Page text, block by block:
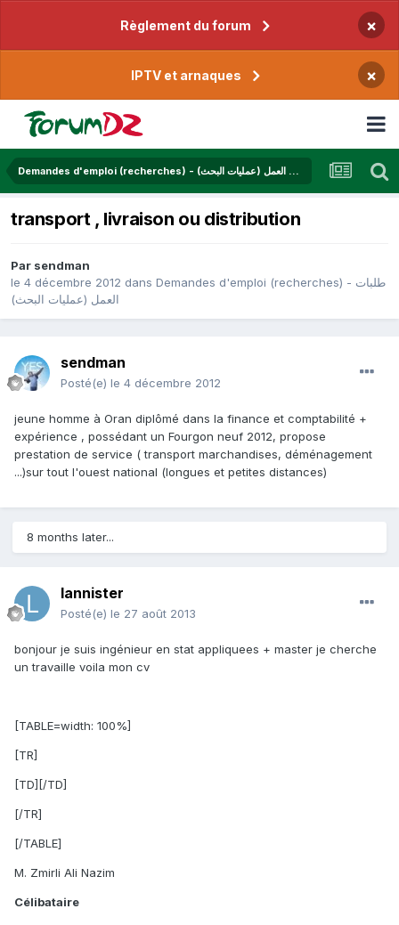
Règlement du forum ×
IPTV et arnaques ×
Demandes d'emploi (recherches) - طلبات العمل (عمليات البحث)
transport , livraison ou distribution
Par sendman
le 4 décembre 2012 dans Demandes d'emploi (recherches) - طلبات
العمل (عمليات البحث)
sendman
Posté(e) le 4 décembre 2012
jeune homme à Oran diplômé dans la finance et comptabilité +
expérience , possédant un Fourgon neuf 2012, propose
prestation de service ( transport marchandises, déménagement
...)sur tout l'ouest national (longues et petites distances)
8 months later...
lannister
Posté(e) le 27 août 2013
bonjour je suis ingénieur en stat appliquees + master je cherche
un travaille voila mon cv
[TABLE=width: 100%]
[TR]
[TD][/TD]
[/TR]
[/TABLE]
M. Zmirli Ali Nazim
Célibataire